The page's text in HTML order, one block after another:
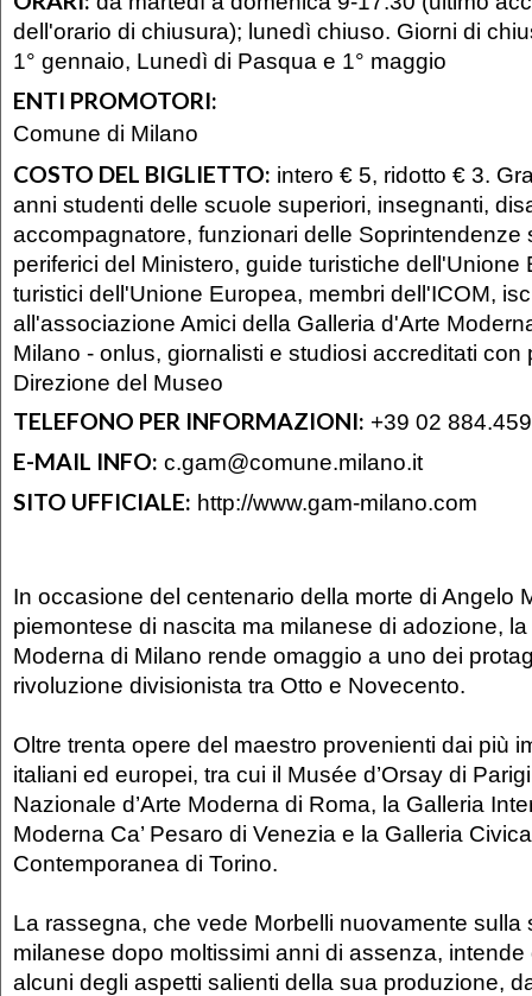
dell'orario di chiusura); lunedì chiuso. Giorni di
1° gennaio, Lunedì di Pasqua e 1° maggio
ENTI PROMOTORI:
Comune di Milano
COSTO DEL BIGLIETTO: intero € 5, ridotto € 3.
anni studenti delle scuole superiori, insegnanti,
accompagnatore, funzionari delle Soprintendenze
periferici del Ministero, guide turistiche dell'Unione
turistici dell'Unione Europea, membri dell'ICOM,
all'associazione Amici della Galleria d'Arte
Milano - onlus, giornalisti e studiosi accreditati con
Direzione del Museo
TELEFONO PER INFORMAZIONI: +39 02
E-MAIL INFO: c.gam@comune.milano.it
SITO UFFICIALE: http://www.gam-milano.com
In occasione del centenario della morte di Angelo
piemontese di nascita ma milanese di adozione, la
Moderna di Milano rende omaggio a uno dei
rivoluzione divisionista tra Otto e Novecento.
Oltre trenta opere del maestro provenienti dai più
italiani ed europei, tra cui il Musée d’Orsay di
Nazionale d’Arte Moderna di Roma, la Galleria
Moderna Ca’ Pesaro di Venezia e la Galleria
Contemporanea di Torino.
La rassegna, che vede Morbelli nuovamente sulla
milanese dopo moltissimi anni di assenza,
alcuni degli aspetti salienti della sua produzione,